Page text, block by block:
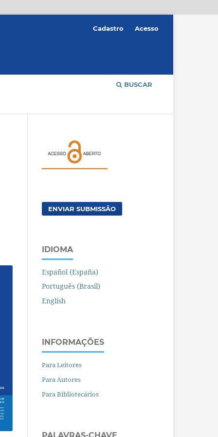
BUSCAR
Cadastro Acesso
ENVIAR SUBMISSÃO
IDIOMA
Español (España)
Português (Brasil)
English
INFORMAÇÕES
Para Leitores
Para Autores
Para Bibliotecários